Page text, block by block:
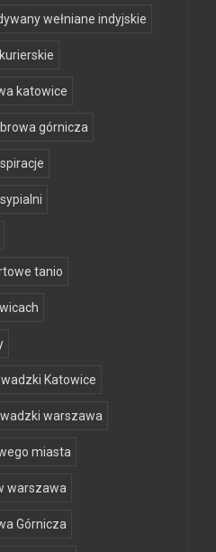
wełniane indyjskie
katowice
górnicza
tanio
Katowice
warszawa
miasta
warszawa
Górnicza